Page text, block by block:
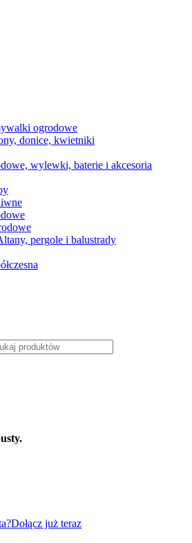
ogrodowe
donice, kwietniki
wylewki, baterie i akcesoria
pergole i balustrady
Dołącz już teraz